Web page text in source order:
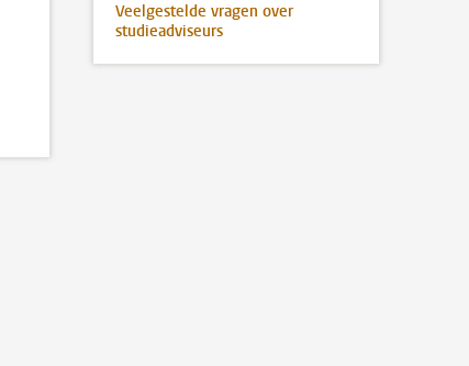
Veelgestelde vragen over
studieadviseurs